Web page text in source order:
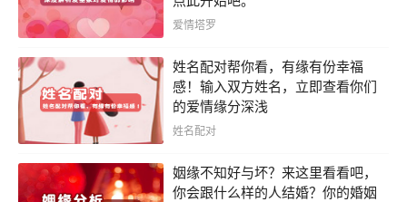
爱情塔罗
姓名配对帮你看，有缘有份幸福
感！输入双方姓名，立即查看你们
的爱情缘分深浅
姓名配对
姻缘不知好与坏？来这里看看吧，
你会跟什么样的人结婚？你的婚姻